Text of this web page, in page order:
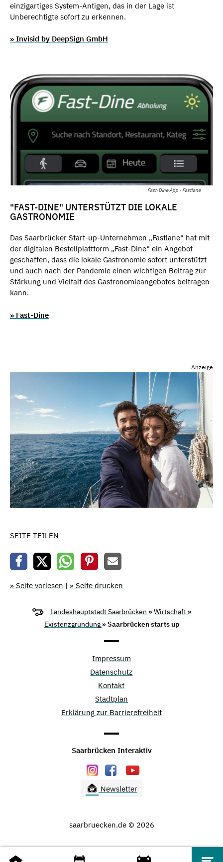
einzigartiges System-Antigen, das in der Lage ist
Unberechtigte sofort zu erkennen.
» Invisid by DeepSign GmbH
Fast-Dine App - Fastlane
"FAST-DINE" UNTERSTÜTZT DIE LOKALE
GASTRONOMIE
Das Saarbrücker Start-up-Unternehmen „Fastlane“ hat mit
der digitalen Bestellplattform „Fast-Dine“ ein Angebot
geschaffen, dass die lokale Gastronomie sofort unterstützt
und auch nach der Pandemie einen wichtigen Beitrag zur
Stärkung und Vielfalt des Gastronomieangebotes beitragen
kann.
» Fast-Dine
Anzeige
SEITE TEILEN
» Seite vorlesen | » Seite drucken
Landeshauptstadt Saarbrücken »Wirtschaft »
Existenzgründung » Saarbrücken starts up
Impressum
Datenschutz
Kontakt
Stadtplan
Erklärung zur Barrierefreiheit
Saarbrücken Interaktiv
Newsletter
saarbruecken.de © 2026